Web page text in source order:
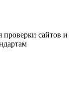
проверки сайтов и